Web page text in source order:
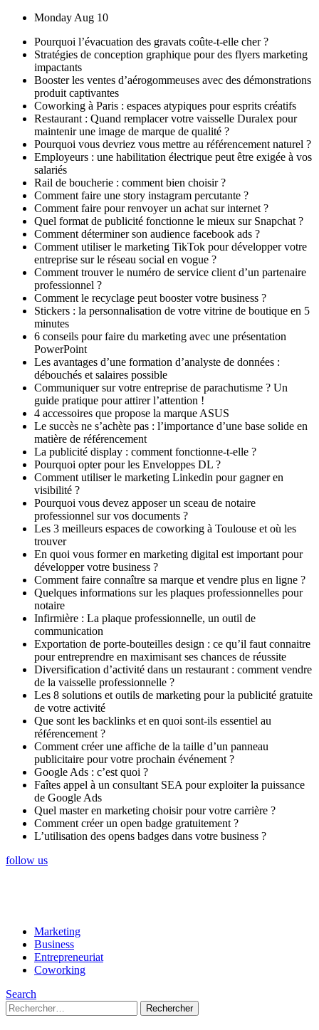
Skip
content
Monday Aug 10
Pourquoi l’évacuation des gravats coûte-t-elle cher ?
Stratégies de conception graphique pour des flyers marketing
impactants
Booster les ventes d’aérogommeuses avec des démonstrations
produit captivantes
Coworking à Paris : espaces atypiques pour esprits créatifs
Restaurant : Quand remplacer votre vaisselle Duralex pour
maintenir une image de marque de qualité ?
Pourquoi vous devriez vous mettre au référencement naturel ?
Employeurs : une habilitation électrique peut être exigée à vos
salariés
Rail de boucherie : comment bien choisir ?
Comment faire une story instagram percutante ?
Comment faire pour renvoyer un achat sur internet ?
Quel format de publicité fonctionne le mieux sur Snapchat ?
Comment déterminer son audience facebook ads ?
Comment utiliser le marketing TikTok pour développer votre
entreprise sur le réseau social en vogue ?
Comment trouver le numéro de service client d’un partenaire
professionnel ?
Comment le recyclage peut booster votre business ?
Stickers : la personnalisation de votre vitrine de boutique en 5
minutes
6 conseils pour faire du marketing avec une présentation
PowerPoint
Les avantages d’une formation d’analyste de données :
débouchés et salaires possible
Communiquer sur votre entreprise de parachutisme ? Un
guide pratique pour attirer l’attention !
4 accessoires que propose la marque ASUS
Le succès ne s’achète pas : l’importance d’une base solide en
matière de référencement
La publicité display : comment fonctionne-t-elle ?
Pourquoi opter pour les Enveloppes DL ?
Comment utiliser le marketing Linkedin pour gagner en
visibilité ?
Pourquoi vous devez apposer un sceau de notaire
professionnel sur vos documents ?
Les 3 meilleurs espaces de coworking à Toulouse et où les
trouver
En quoi vous former en marketing digital est important pour
développer votre business ?
Comment faire connaître sa marque et vendre plus en ligne ?
Quelques informations sur les plaques professionnelles pour
notaire
Infirmière : La plaque professionnelle, un outil de
communication
Exportation de porte-bouteilles design : ce qu’il faut connaitre
pour entreprendre en maximisant ses chances de réussite
Diversification d’activité dans un restaurant : comment vendre
de la vaisselle professionnelle ?
Les 8 solutions et outils de marketing pour la publicité gratuite
de votre activité
Que sont les backlinks et en quoi sont-ils essentiel au
référencement ?
Comment créer une affiche de la taille d’un panneau
publicitaire pour votre prochain événement ?
Google Ads : c’est quoi ?
Faîtes appel à un consultant SEA pour exploiter la puissance
de Google Ads
Quel master en marketing choisir pour votre carrière ?
Comment créer un open badge gratuitement ?
L’utilisation des opens badges dans votre business ?
follow us
Marketing
Business
Entrepreneuriat
Coworking
Search
Rechercher :